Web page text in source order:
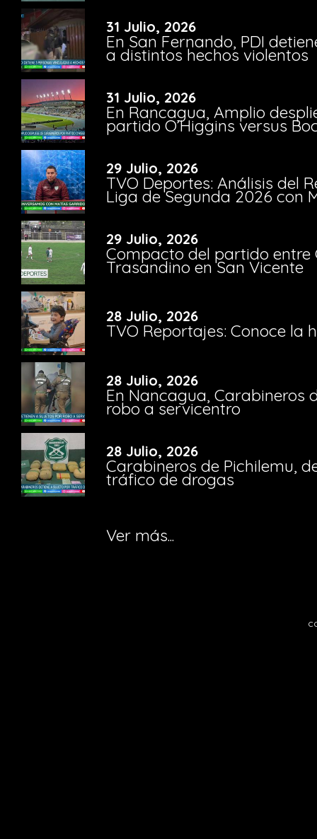
31 Julio, 2026
En San Fernando, PDI
a distintos hechos violentos
31 Julio, 2026
En Rancagua, Amplio
partido O’Higgins versus
29 Julio, 2026
TVO Deportes: Análisis del
Liga de Segunda 2026 con
29 Julio, 2026
Compacto del partido entre
Trasandino en San Vicente
28 Julio, 2026
TVO Reportajes: Conoce la
28 Julio, 2026
En Nancagua, Carabineros
robo a servicentro
28 Julio, 2026
Carabineros de Pichilemu,
tráfico de drogas
Ver más...